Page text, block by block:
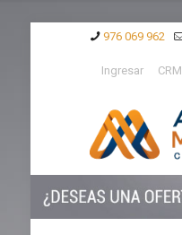
976 069 962
Ingresar CRM